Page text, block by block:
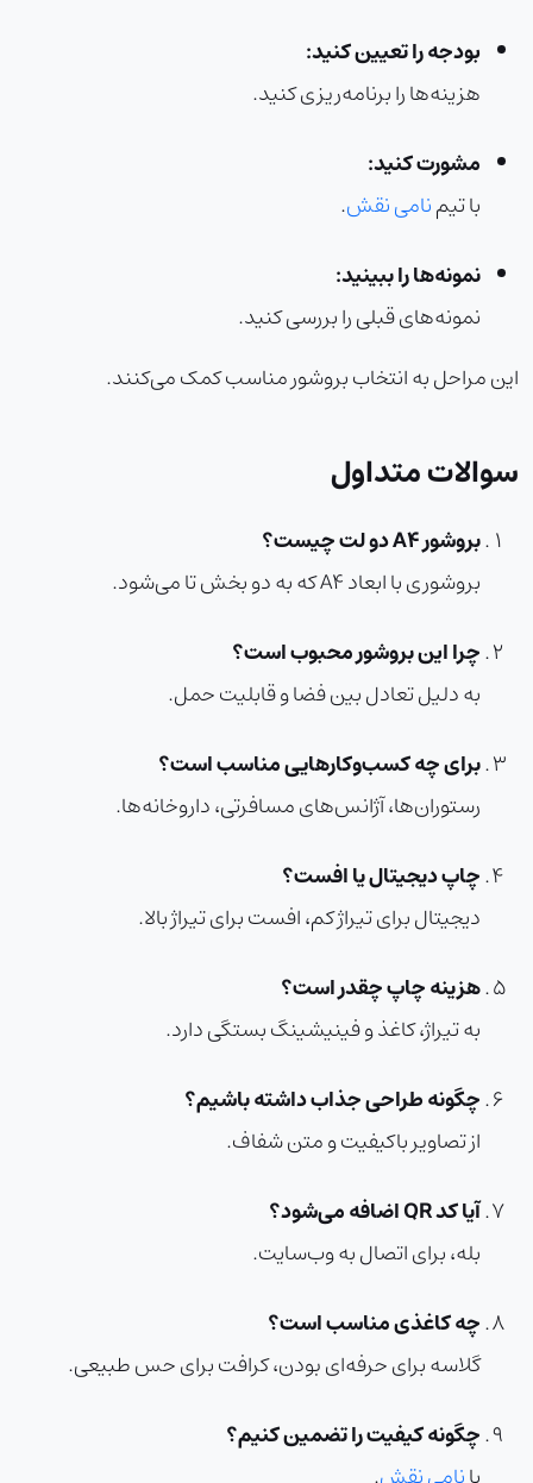
بودجه را تعیین کنید:
هزینه‌ها را برنامه‌ریزی کنید.
مشورت کنید:
با تیمنامی نقش.
نمونه‌ها را ببینید:
نمونه‌های قبلی را بررسی کنید.
این مراحل به انتخاب بروشور مناسب کمک می‌کنند.
سوالات متداول
بروشور A4 دو لت چیست؟
بروشوری با ابعاد A4 که به دو بخش تا می‌شود.
چرا این بروشور محبوب است؟
به دلیل تعادل بین فضا و قابلیت حمل.
برای چه کسب‌وکارهایی مناسب است؟
رستوران‌ها، آژانس‌های مسافرتی، داروخانه‌ها.
چاپ دیجیتال یا افست؟
دیجیتال برای تیراژ کم، افست برای تیراژ بالا.
هزینه چاپ چقدر است؟
به تیراژ، کاغذ و فینیشینگ بستگی دارد.
چگونه طراحی جذاب داشته باشیم؟
از تصاویر باکیفیت و متن شفاف.
آیا کد QR اضافه می‌شود؟
بله، برای اتصال به وب‌سایت.
چه کاغذی مناسب است؟
گلاسه برای حرفه‌ای بودن، کرافت برای حس طبیعی.
چگونه کیفیت را تضمین کنیم؟